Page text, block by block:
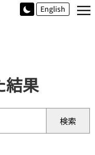
English ≡
結果
検索